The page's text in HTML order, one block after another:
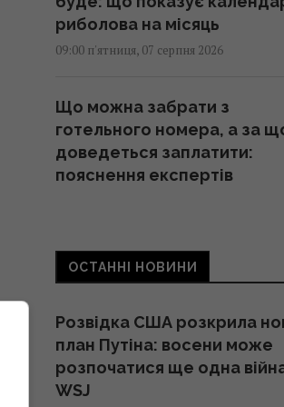
риболова на місяць
09:00 п'ятниця, 07 серпня 2026
Що можна забрати з
готельного номера, а за
доведеться заплатити:
пояснення експертів
Негода накриє пів України:
синоптики оголосили І
08:55 п'ятниця, 07 серпня 2026
Трамп підписав укази про
ОСТАННІ НОВИНИ
Розвідка США розкрила
план Путіна: восени може
розпочатися ще одна
WSJ